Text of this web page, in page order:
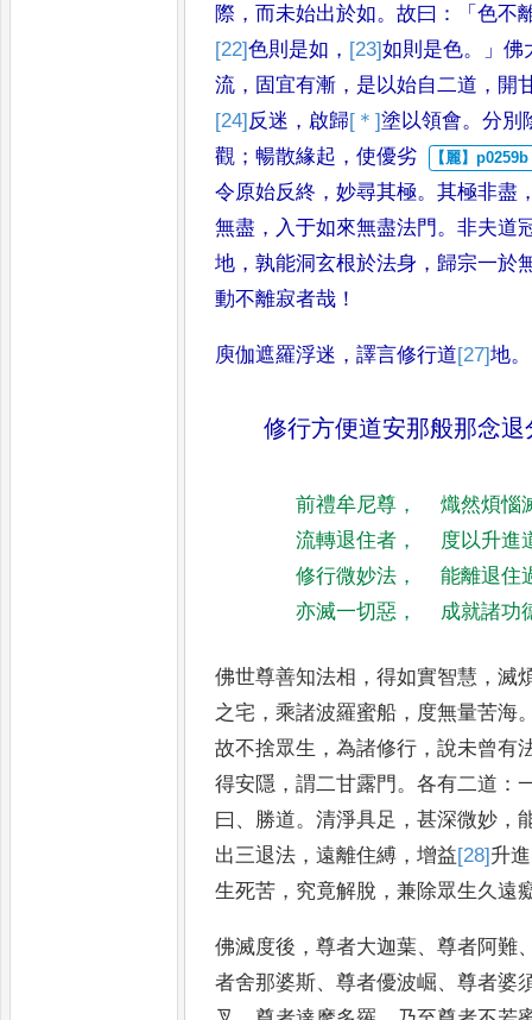
際 ， 而未始出於如。故曰 ：「色不
[22]色則是如 ， [23]如則是色。」佛
流 ， 固宜有漸 ， 是以始自二道 ， 開
[24] 反迷 ， 啟歸[＊]塗以領會。分別
觀 ；暢散緣起 ，使優劣
令原始反終 ，妙尋其極。其極非盡
無盡 ， 入于如來無盡法門。非夫道
地 ，孰能洞玄根於法身 ， 歸宗一於
動不離寂者哉 ！
庾伽遮羅浮迷 ，譯言修行道[27]地。
修行方便道安那般那念退
前禮牟尼尊 ，
熾然煩惱
流轉退住者 ，
度以升進
修行微妙法 ，
能離退住
亦滅一切惡 ， 成就諸功
佛世尊善知法相 ，得如實智慧 ，滅
之宅 ，乘諸波羅蜜船 ， 度無量苦海
故不捨眾生 ，為諸修行 ，說未曾有
得安隱 ，謂二甘露門。各有二道 ：
曰 、 勝道。清淨具足 ，甚深微妙 ，
出三退法 ，遠離住縛 ，增益[28] 升進
生死苦 ， 究竟解脫 ，兼除眾生久遠
佛滅度後 ，尊者大迦葉、尊者阿難
者舍那婆斯、尊者優波崛、尊者婆